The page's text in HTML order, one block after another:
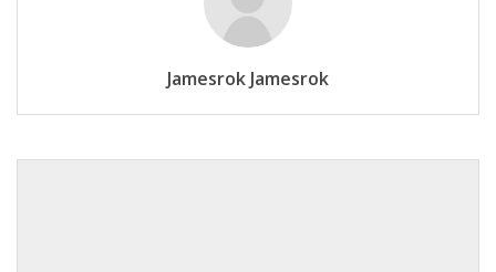
Jamesrok Jamesrok